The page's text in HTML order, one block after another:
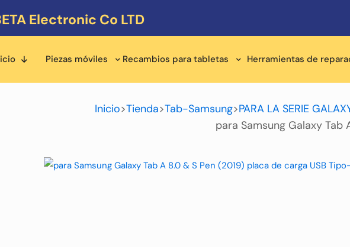
Electronic Co LTD
Piezas móviles Recambios para tabletas Herramientas de
Inicio>Tienda>Tab-Samsung>PARA LA SERIE
para Samsung Galaxy Tab